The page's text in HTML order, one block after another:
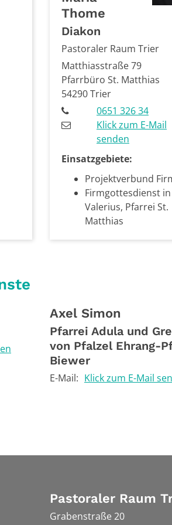
Thome
Diakon
Pastoraler Raum Trier
Matthiasstraße 79
Pfarrbüro St. Matthias
54290Trier
0651 326 34
Klick zum E-Mail
senden
Einsatzgebiete:
Projektverbund
Firmgottesdienst in
Valerius, Pfarrei St.
Matthias
Axel Simon
Pfarrei Adula und
von Pfalzel Ehrang-
Biewer
E-Mail: Klick zum E-Mail
Pastoraler Raum
Grabenstraße 20